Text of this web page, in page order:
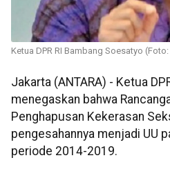
Ketua DPR RI Bambang Soesatyo
Jakarta (ANTARA) - Ketua
menegaskan bahwa
Penghapusan Kekerasan
pengesahannya menjadi UU
periode 2014-2019.